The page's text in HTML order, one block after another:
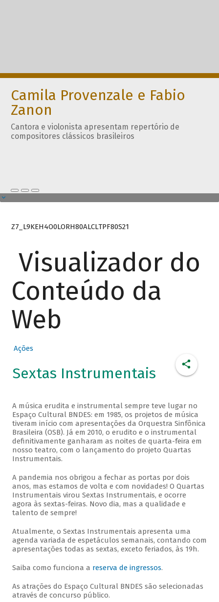
Camila Provenzale e Fabio
Zanon
Cantora e violonista apresentam repertório de
compositores clássicos brasileiros
Z7_L9KEH4O0LORH80ALCLTPF80S21
Visualizador do
Conteúdo da
Web
Ações
Sextas Instrumentais
A música erudita e instrumental sempre teve lugar no
Espaço Cultural BNDES: em 1985, os projetos de música
tiveram início com apresentações da Orquestra Sinfônica
Brasileira (OSB). Já em 2010, o erudito e o instrumental
definitivamente ganharam as noites de quarta-feira em
nosso teatro, com o lançamento do projeto Quartas
Instrumentais.
A pandemia nos obrigou a fechar as portas por dois
anos, mas estamos de volta e com novidades! O Quartas
Instrumentais virou Sextas Instrumentais, e ocorre
agora às sextas-feiras. Novo dia, mas a qualidade e
talento de sempre!
Atualmente, o Sextas Instrumentais apresenta uma
agenda variada de espetáculos semanais, contando com
apresentações todas as sextas, exceto feriados, às 19h.
Saiba como funciona a reserva de ingressos.
As atrações do Espaço Cultural BNDES são selecionadas
através de concurso público.